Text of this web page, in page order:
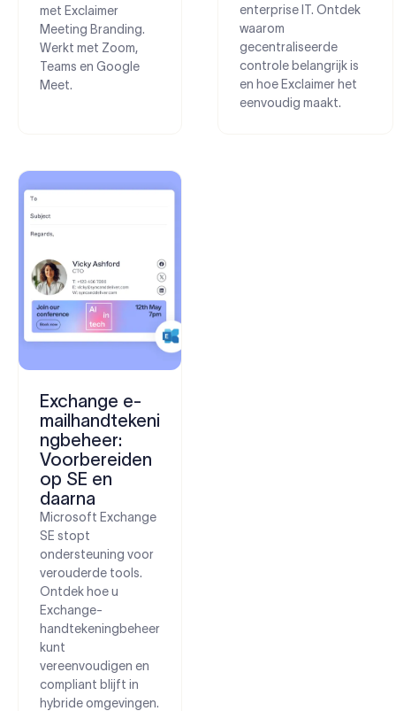
met Exclaimer
Meeting Branding.
Werkt met Zoom,
Teams en Google
Meet.
enterprise IT. Ontdek
waarom
gecentraliseerde
controle belangrijk is
en hoe Exclaimer het
eenvoudig maakt.
Exchange e-
mailhandtekeni
ngbeheer:
Voorbereiden
op SE en
daarna
Microsoft Exchange
SE stopt
ondersteuning voor
verouderde tools.
Ontdek hoe u
Exchange-
handtekeningbeheer
kunt
vereenvoudigen en
compliant blijft in
hybride omgevingen.